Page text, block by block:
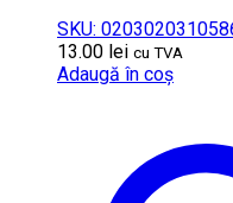
SKU:
13.00 lei cu TVA
Adaugă în coș